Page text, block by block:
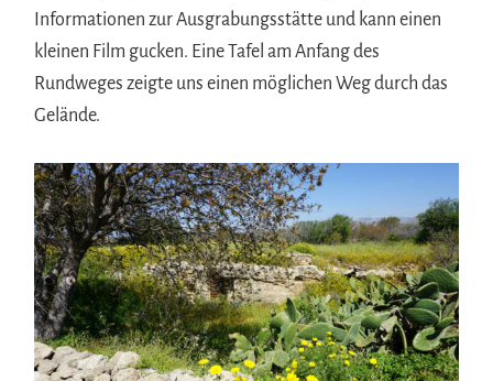
Informationen zur Ausgrabungsstätte und kann einen
kleinen Film gucken. Eine Tafel am Anfang des
Rundweges zeigte uns einen möglichen Weg durch das
Gelände.